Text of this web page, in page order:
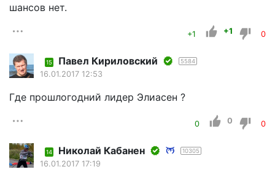
шансов нет.
+1 +1 0
15 Павел Кириловский 5584
16.01.2017 12:53
Где прошлогодний лидер Элиасен ?
0 0 0
14 Николай Кабанен 10305
16.01.2017 17:19